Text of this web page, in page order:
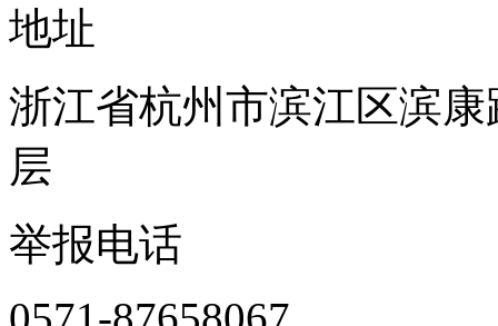
地址
浙江省杭州市滨江区滨
层
举报电话